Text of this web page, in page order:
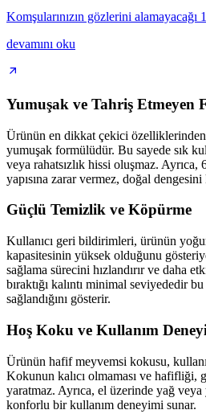
Komşularınızın gözlerini alamayacağı
devamını oku
Yumuşak ve Tahriş Etmeyen
Ürünün en dikkat çekici
yumuşak formülüdür. Bu sayede sık
veya rahatsızlık hissi oluşmaz.
yapısına zarar vermez, doğal dengesini
Güçlü Temizlik ve Köpürme
Kullanıcı geri bildirimleri, ürünün
kapasitesinin yüksek olduğunu
sağlama sürecini hızlandırır ve daha
bıraktığı kalıntı minimal seviyededir
sağlandığını gösterir.
Hoş Koku ve Kullanım
Ürünün hafif meyvemsi kokusu,
Kokunun kalıcı olmaması ve hafifliği,
yaratmaz. Ayrıca, el üzerinde yağ veya
konforlu bir kullanım deneyimi sunar.